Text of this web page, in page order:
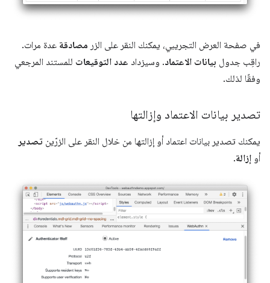
في صفحة العرض التجريبي، يمكنك النقر على الزر مصادقة عدة مرات.
راقِب جدول بيانات الاعتماد. وسيزداد عدد التوقيعات للمستند المرجعي
وفقًا لذلك.
تصدير بيانات الاعتماد وإزالتها
يمكنك تصدير بيانات اعتماد أو إزالتها من خلال النقر على الزرّين تصدير
أو إزالة.